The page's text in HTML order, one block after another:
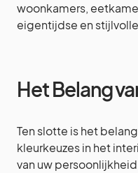
woonkamers,
eigentijdse en
Het Belang
Ten slotte is het
kleurkeuzes in het
van uw